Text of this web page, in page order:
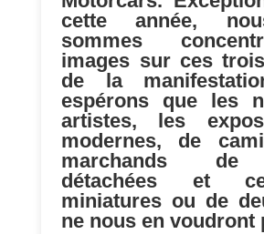
cette année,
sommes
images sur ces
de la
espérons que les
artistes, les
modernes, de
marchands de
détachées et
miniatures ou de
ne nous en voudront